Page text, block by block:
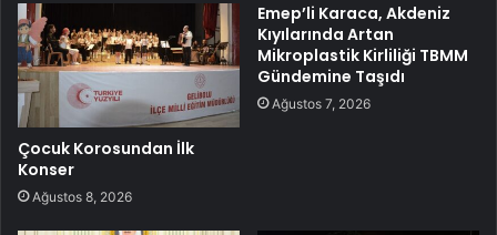
Çocuk Korosundan İlk
Konser
Ağustos 8, 2026
Emep’li Karaca, Akdeniz
Kıyılarında Artan
Mikroplastik Kirliliği TBMM
Gündemine Taşıdı
Ağustos 7, 2026